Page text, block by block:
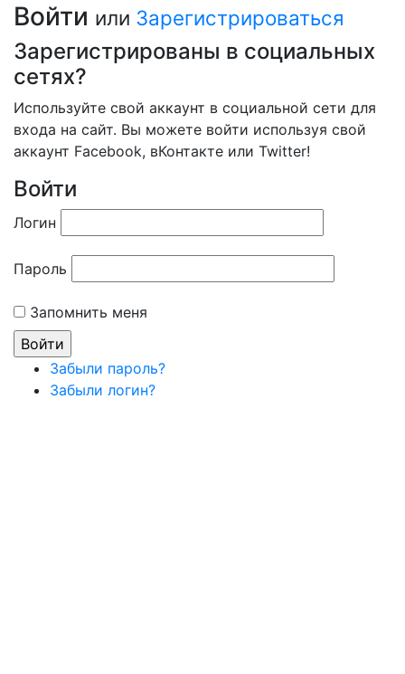
Войти или Зарегистрироваться
Зарегистрированы в социальных
сетях?
Используйте свой аккаунт в социальной сети для
входа на сайт. Вы можете войти используя свой
аккаунт Facebook, вКонтакте или Twitter!
Войти
Логин
Пароль
Запомнить меня
Забыли пароль?
Забыли логин?